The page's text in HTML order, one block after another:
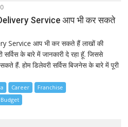
0
Service आप भी कर सकते
Service आप भी कर सकते हैं लाखों की
के बारे में जानकारी दे रहा हूॅ. जिससे
हैं. होम डिलेवरी सर्विस बिजनेस के बारे में पूरी
Career
Franchise